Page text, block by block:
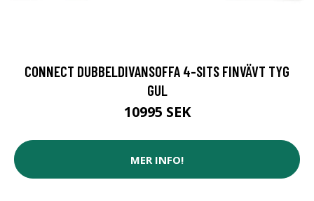
CONNECT DUBBELDIVANSOFFA 4-SITS FINVÄVT TYG
GUL
10995 SEK
MER INFO!